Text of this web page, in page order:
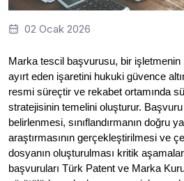
02 Ocak 2026
Marka tescil başvurusu, bir
ayırt eden işaretini hukuki güvence
resmi süreçtir ve rekabet ortamında
stratejisinin temelini oluşturur.
belirlenmesi, sınıflandırmanın doğru
araştırmasının gerçekleştirilmesi ve
dosyanın oluşturulması kritik
başvuruları Türk Patent ve Marka